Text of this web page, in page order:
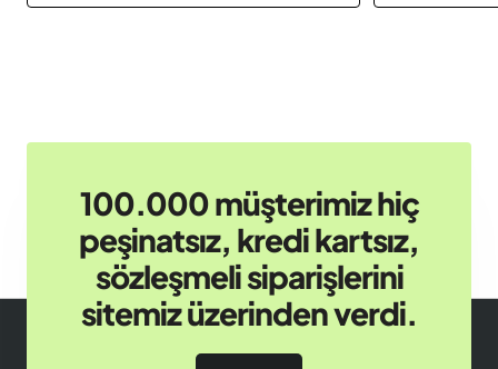
100.000 müşterimiz hiç
peşinatsız, kredi kartsız,
sözleşmeli siparişlerini
sitemiz üzerinden verdi.